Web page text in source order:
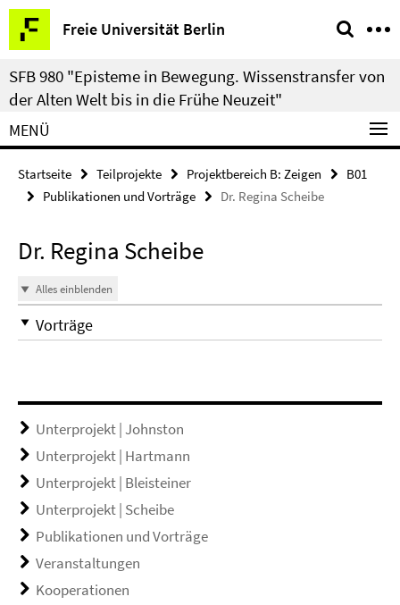
Springe
direkt
zu
Inhalt
Freie Universität Berlin
Service-
Navigation
SFB 980 "Episteme in Bewegung. Wissenstransfer von
der Alten Welt bis in die Frühe Neuzeit"
MENÜ
Startseite Teilprojekte Projektbereich B: Zeigen
B01
Publikationen und Vorträge
Dr. Regina Scheibe
Dr. Regina Scheibe
Alles einblenden
Vorträge
Unterprojekt | Johnston
Unterprojekt | Hartmann
Unterprojekt | Bleisteiner
Unterprojekt | Scheibe
Publikationen und Vorträge
Veranstaltungen
Kooperationen